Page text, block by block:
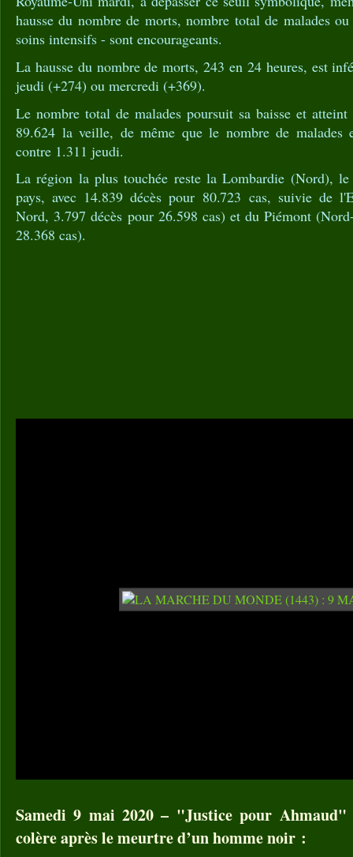
hausse du nombre de morts, nombre total de malades
soins intensifs - sont encourageants.
La hausse du nombre de morts, 243 en 24 heures, est
jeudi (+274) ou mercredi (+369).
Le nombre total de malades poursuit sa baisse et
89.624 la veille, de même que le nombre de malades
contre 1.311 jeudi.
La région la plus touchée reste la Lombardie (Nord), le
pays, avec 14.839 décès pour 80.723 cas, suivie de
Nord, 3.797 décès pour 26.598 cas) et du Piémont
28.368 cas).
Samedi 9 mai 2020 – "Justice pour
colère après le meurtre d’un homme noir :